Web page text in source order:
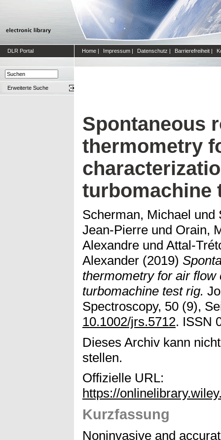
DLR Portal Home | Impressum | Datenschutz | Barrierefreiheit |
Erweiterte Suche
Spontaneous
thermometry
turbomachine
Scherman, Michael und
Jean-Pierre und Orain,
Alexandre und Attal-
Alexander (2019)
thermometry for air
turbomachine test rig.
Spectroscopy, 50 (9),
10.1002/jrs.5712. ISSN
Dieses Archiv kann
stellen.
Offizielle URL:
https://
Kurzfassung
Noninvasive and